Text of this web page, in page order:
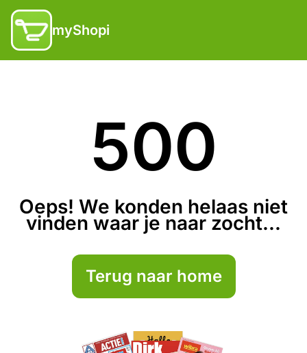
myShopi
500
Oeps! We konden helaas niet
vinden waar je naar zocht...
Terug naar home